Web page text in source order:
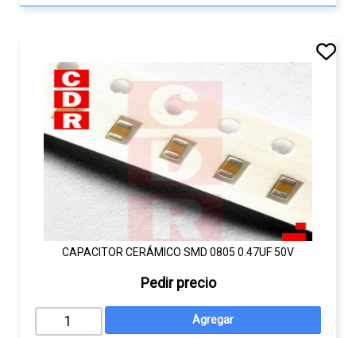
CAPACITOR CERÁMICO SMD 0805 0.47UF 50V
Pedir precio